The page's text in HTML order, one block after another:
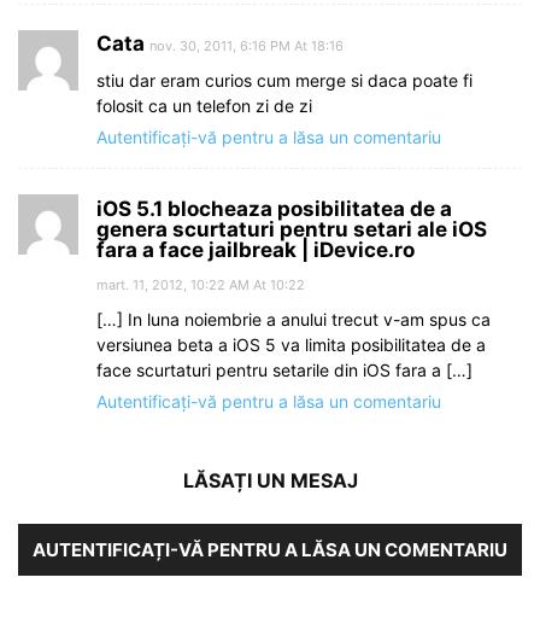
Cata nov. 30, 2011, 6:16 PM At 18:16
stiu dar eram curios cum merge si daca poate fi
folosit ca un telefon zi de zi
Autentificați-vă pentru a lăsa un comentariu
iOS 5.1 blocheaza posibilitatea de a
genera scurtaturi pentru setari ale iOS
fara a face jailbreak | iDevice.ro
mart. 11, 2012, 10:22 AM At 10:22
[…] In luna noiembrie a anului trecut v-am spus ca
versiunea beta a iOS 5 va limita posibilitatea de a
face scurtaturi pentru setarile din iOS fara a […]
Autentificați-vă pentru a lăsa un comentariu
LĂSAȚI UN MESAJ
AUTENTIFICAȚI-VĂ PENTRU A LĂSA UN COMENTARIU